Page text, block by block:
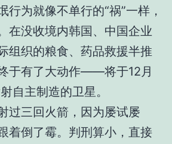
行为就像不单行的“祸”一样，
在没收境内韩国、中国企业
组织的粮食、药品救援半推
于有了大动作——将于12月
自主制造的卫星。
过三回火箭，因为屡试屡
着倒了霉。判刑算小，直接